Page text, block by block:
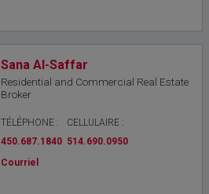
Sana Al-Saffar
Residential and Commercial Real Estate
Broker
TÉLÉPHONE :
450.687.1840
CELLULAIRE :
514.690.0950
Courriel